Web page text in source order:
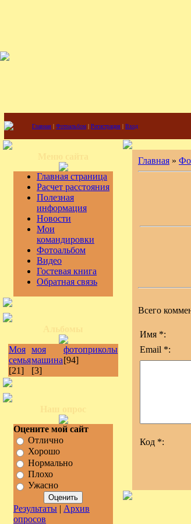
Главная | Фотоальбом | Регистрация | Вход
Главная страница
Расчет расстояния
Полезная
информация
Новости
Мои
командировки
Фотоальбом
Видео
Гостевая книга
Обратная связь
Моя
семья
[21]
моя
машина
[3]
фотоприколы
[94]
Оцените мой сайт
Отлично
Хорошо
Нормально
Плохо
Ужасно
Результаты | Архив
опросов
Главная »
Всего
Имя *:
Email *:
Код *: